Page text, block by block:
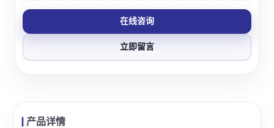
在线咨询
立即留言
产品详情